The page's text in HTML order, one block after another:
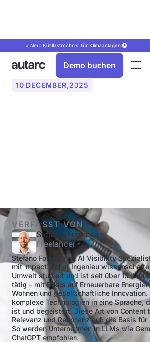
⭐ Neu: Kühllastrechner für Klimaanlagen.
Demo buchen
10.DECEMBER,2025
VERFASST VON
Stefano Fonseca
Freelancer
Stefano Fonseca ist AI Visibility
mit Impact. Er hat
Umwelt studiert und ist seit über 10
tätig – mit Fokus auf Erneuerbare
Wohnen und gesellschaftliche Innovation.
komplexe Technologien in eine Sprache,
ist und begeistert. Diese Art von Content
Relevanz und Resonanz auf: die Basis
So werden Unternehmen in LLMs wie
ChatGPT empfohlen.